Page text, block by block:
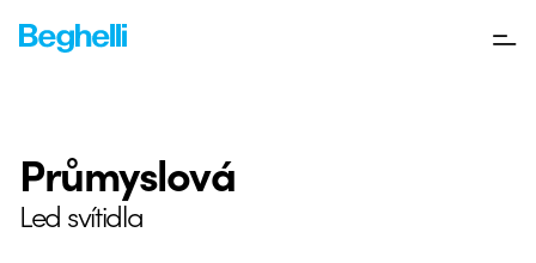
Průmyslová
Led svítidla